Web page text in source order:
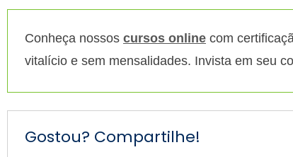
Conheça nossos cursos online com
vitalício e sem mensalidades. Invista em seu
Gostou? Compartilhe!